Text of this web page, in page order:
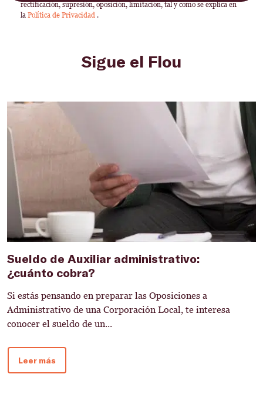
rectificación, supresión, oposición, limitación, tal y como se explica en
la Política de Privacidad .
Sigue el Flou
Sueldo de Auxiliar administrativo:
¿cuánto cobra?
Si estás pensando en preparar las Oposiciones a
Administrativo de una Corporación Local, te interesa
conocer el sueldo de un...
Leer más